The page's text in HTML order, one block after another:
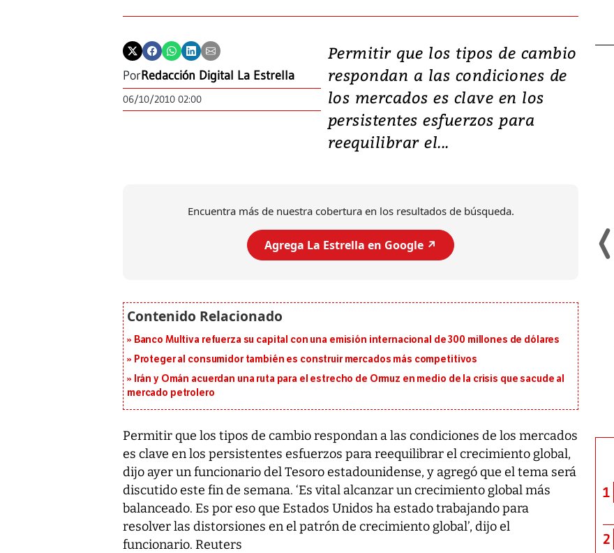
PorRedacción Digital La Estrella
06/10/2010 02:00
Permitir que los tipos de cambio
respondan a las condiciones de
los mercados es clave en los
persistentes esfuerzos para
reequilibrar el...
Encuentra más de nuestra cobertura en los resultados de búsqueda.
Agrega La Estrella en Google ↗️
Banco Multiva refuerza su capital con una emisión internacional de 300 millones de dólares
Proteger al consumidor también es construir mercados más competitivos
Irán y Omán acuerdan una ruta para el estrecho de Ormuz en medio de la crisis que sacude al
mercado petrolero
Permitir que los tipos de cambio respondan a las condiciones de los mercados
es clave en los persistentes esfuerzos para reequilibrar el crecimiento global,
dijo ayer un funcionario del Tesoro estadounidense, y agregó que el tema será
discutido este fin de semana. ‘Es vital alcanzar un crecimiento global más
balanceado. Es por eso que Estados Unidos ha estado trabajando para
resolver las distorsiones en el patrón de crecimiento global’, dijo el
funcionario. Reuters
Video, Japón: Terremoto
deja heridos y graves
daños en Kumamoto
al sur de Japón, provocando una
1
2